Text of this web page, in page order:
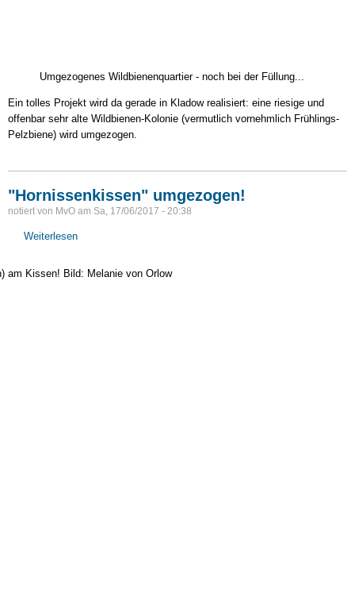
Umgezogenes Wildbienenquartier - noch bei der Füllung...
Ein tolles Projekt wird da gerade in Kladow realisiert: eine riesige und
offenbar sehr alte Wildbienen-Kolonie (vermutlich vornehmlich Frühlings-
Pelzbiene) wird umgezogen.
"Hornissenkissen" umgezogen!
notiert von MvO am Sa, 17/06/2017 - 20:38
Weiterlesen
umgezogen!